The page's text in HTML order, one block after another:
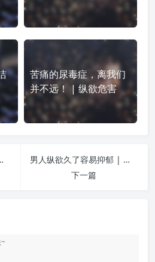
苦痛的尿毒症，离我们
并不远！ | 纵欲危害
段经历写出来 | 纵欲危害
男人纵欲久了容易抑郁 | 纵欲危害
下一篇